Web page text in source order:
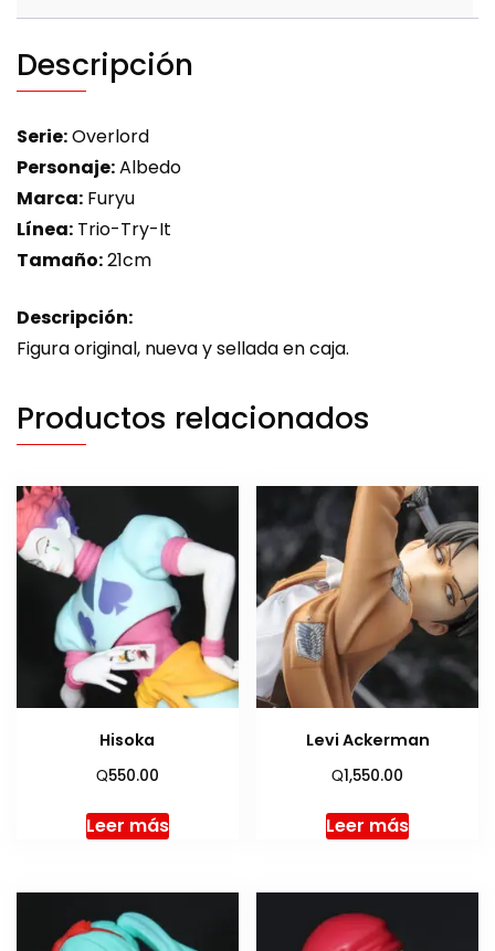
Descripción
Serie:Overlord
Personaje:Albedo
Marca: Furyu
Línea: Trio-Try-It
Tamaño:21cm
Descripción:
Figura original, nueva y sellada en caja.
Productos relacionados
Hisoka
Q550.00
Leer más
Levi Ackerman
Q1,550.00
Leer más